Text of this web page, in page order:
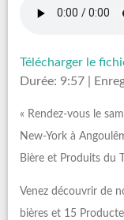
Télécharger le
Durée: 9:57
« Rendez-vous le
New-York à
Bière et Produits du
Venez découvrir de
bières et 15